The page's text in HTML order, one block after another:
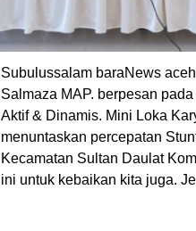
Subulussalam baraNews
Salmaza MAP. berpesan
Aktif & Dinamis. Mini Loka
menuntaskan percepatan
Kecamatan Sultan Daulat
ini untuk kebaikan kita juga.